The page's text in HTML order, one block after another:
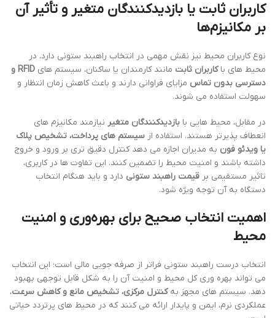
کاربران ثابت یا بازدیدکنندگان متغیر و تأثیر آن
بر مکانیزم‌ها
نوع کاربران محیط نیز نقش مهمی در انتخاب راهبند ستونی دارد. در
محیط های باکاربران ثابت مانند کارمندان یا ساکنان، سیستم های
RFID و
دسترسی بدون تماس مزایای فراوانی دارند و باعث کاهش زمان انتظار و
سهولت استفاده می شوند.
در مقابل، محیط هایی با بازدیدکنندگان متغیر نیازمند مکانیزم های
انعطاف پذیرتر هستند. استفاده از سیستم های پرداخت، تشخیص پلاک
یا ویدئو فون به مدیران اجازه می دهد کنترل دقیق تری بر ورود و خروج
داشته باشند و امنیت محیط را تضمین کنند. این تفاوت ها در کاربری،
تاثیر مستقیمی بر قیمت راهبند ستونی دارد و باید هنگام انتخاب
دستگاه به آن توجه ویژه شود.
اهمیت انتخاب صحیح برای بهره‌وری و امنیت
محیط
انتخاب درست راهبند ستونی فراتر از صرفه جویی مالی است؛ این انتخاب
می تواند بهره وری کل محیط و امنیت آن را به شکل قابل توجهی بهبود
دهد. سیستم های مجهز بهکنترل مرکزی، تشخیص مانع و کاهش سرعت،
عملکردی نرم، ایمن و پایدار ارائه می کنند که در محیط های پرتردد حیاتی